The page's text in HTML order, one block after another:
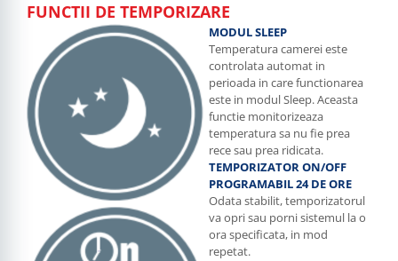
FUNCTII DE TEMPORIZARE
MODUL SLEEP
Temperatura camerei este
controlata automat in
perioada in care functionarea
este in modul Sleep. Aceasta
functie monitorizeaza
temperatura sa nu fie prea
rece sau prea ridicata.
TEMPORIZATOR ON/OFF
PROGRAMABIL 24 DE ORE
Odata stabilit, temporizatorul
va opri sau porni sistemul la o
ora specificata, in mod
repetat.